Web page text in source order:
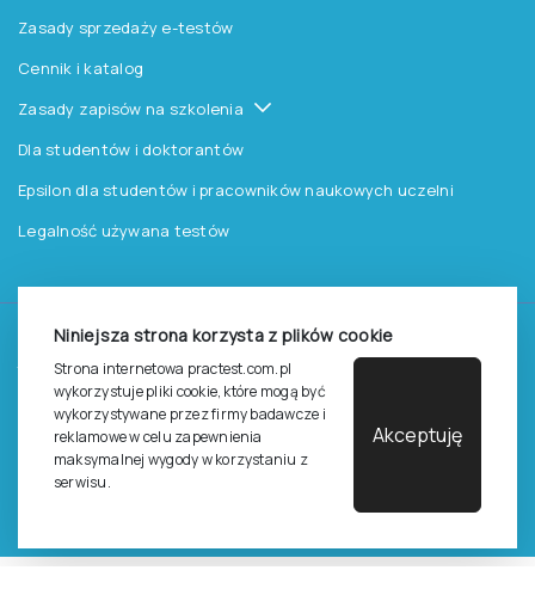
Niniejsza strona korzysta z plików cookie
Strona internetowa practest.com.pl
wykorzystuje pliki cookie, które mogą być
wykorzystywane przez firmy badawcze i
reklamowe w celu zapewnienia
maksymalnej wygody w korzystaniu z
serwisu.
Akceptuję
Zasady sprzedaży e-testów
Cennik i katalog
Zasady zapisów na szkolenia
Dla studentów i doktorantów
Epsilon dla studentów i pracowników naukowych uczelni
Legalność używana testów
Pracownia Testów Psychologicznych Polskiego
Towarzystwa Psychologicznego sp. z o.o.
Wszelkie prawa zastrzeżone.
Regulamin Polityka prywantości